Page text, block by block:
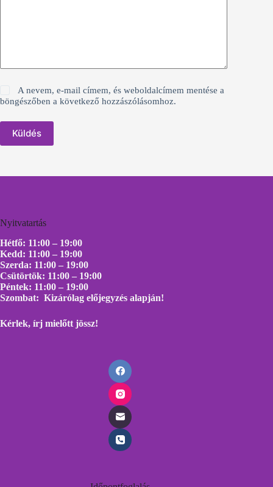
A nevem, e-mail címem, és weboldalcímem mentése a
böngészőben a következő hozzászólásomhoz.
Küldés
Nyitvatartás
Hétfő: 11:00 – 19:00
Kedd: 11:00 – 19:00
Szerda: 11:00 – 19:00
Csütörtök: 11:00 – 19:00
Péntek: 11:00 – 19:00
Szombat: Kizárólag előjegyzés alapján!
Kérlek, írj mielőtt jössz!